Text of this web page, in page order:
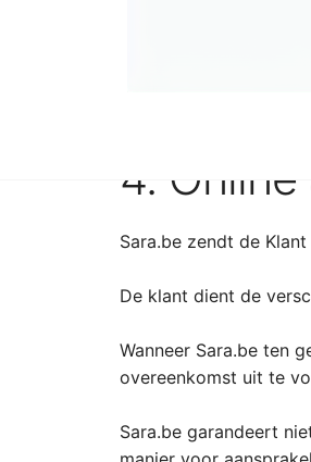
4.
Sara.be zendt de
De klant dient de
Wanneer Sara.be ten
overeenkomst uit te
Sara.be garandeert